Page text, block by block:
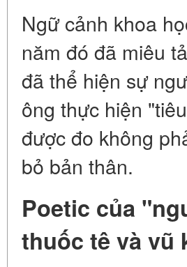
Ngữ cảnh khoa
năm đó đã miêu
đã thể hiện sự
ông thực hiện
được đo không
bỏ bản thân.
Poetic của
thuốc tê và vũ